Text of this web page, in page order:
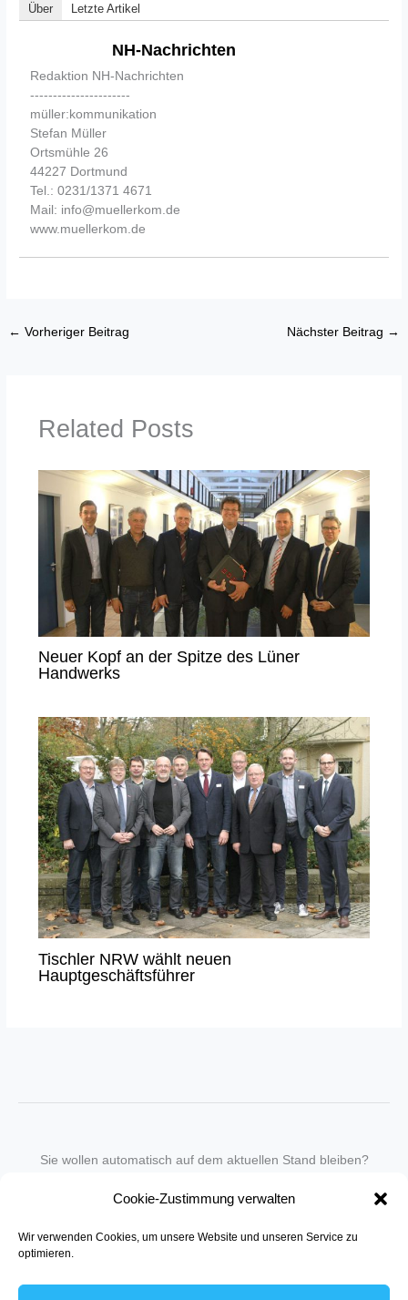
Cookie-Zustimmung verwalten
Wir verwenden Cookies, um unsere Website und unseren Service zu
optimieren.
Über Letzte Artikel
NH-Nachrichten
Redaktion NH-Nachrichten
----------------------
müller:kommunikation
Stefan Müller
Ortsmühle 26
44227 Dortmund
Tel.: 0231/1371 4671
Mail: info@muellerkom.de
www.muellerkom.de
← Vorheriger Beitrag Nächster Beitrag →
Related Posts
Neuer Kopf an der Spitze des Lüner
Handwerks
Tischler NRW wählt neuen
Hauptgeschäftsführer
Sie wollen automatisch auf dem aktuellen Stand bleiben?
in unseren Newsletter-Service auf.
Senden Sie für ein Angebot einfach eine